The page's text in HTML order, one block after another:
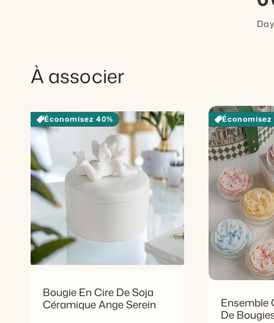
À associer
Économisez 40%
Bougie En Cire De Soja
Céramique Ange Serein
Économisez
Ensemble
De